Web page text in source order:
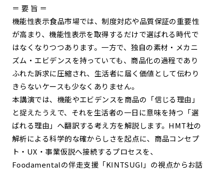
＝ 要 旨 ＝
機能性表示食品市場では、制度対応や品質保証の重要性
が高まり、機能性表示を取得するだけで選ばれる時代で
はなくなりつつあります。一方で、独自の素材・メカニ
ズム・エビデンスを持っていても、商品化の過程であり
ふれた訴求に圧縮され、生活者に届く価値として伝わり
きらないケースも少なくありません。
本講演では、機能やエビデンスを商品の「信じる理由」
と捉えたうえで、それを生活者の一日に意味を持つ「選
ばれる理由」へ翻訳する考え方を解説します。HMT社の
解析による科学的な確からしさを起点に、商品コンセプ
ト・UX・事業仮説へ接続するプロセスを、
Foodamentalの伴走支援「KINTSUGI」の視点からお話